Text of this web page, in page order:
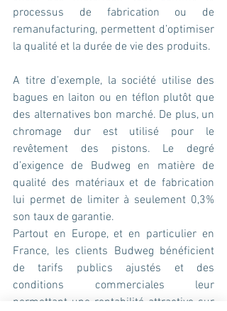
processus de fabrication ou de
remanufacturing, permettent d’optimiser
la qualité et la durée de vie des produits.
A titre d’exemple, la société utilise des
bagues en laiton ou en téflon plutôt que
des alternatives bon marché. De plus, un
chromage dur est utilisé pour le
revêtement des pistons. Le degré
d’exigence de Budweg en matière de
qualité des matériaux et de fabrication
lui permet de limiter à seulement 0,3%
son taux de garantie.
Partout en Europe, et en particulier en
France, les clients Budweg bénéficient
de tarifs publics ajustés et des
conditions commerciales leur
permettant une rentabilité attractive sur